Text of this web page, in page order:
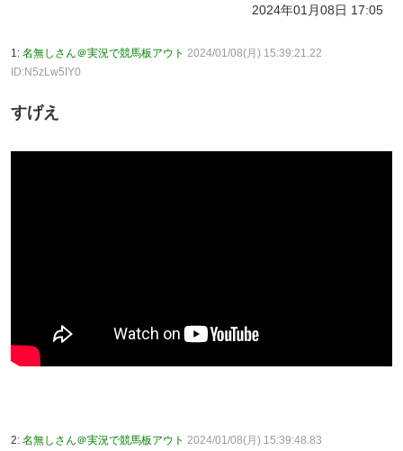
2024年01月08日 17:05
1: 名無しさん＠実況で競馬板アウト 2024/01/08(月) 15:39:21.22
ID:N5zLw5IY0
すげえ
2: 名無しさん＠実況で競馬板アウト 2024/01/08(月) 15:39:48.83